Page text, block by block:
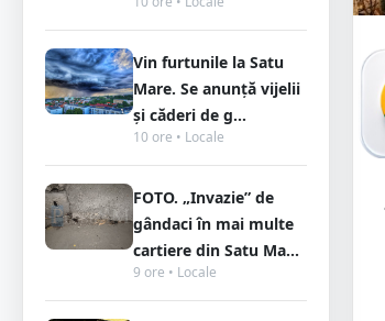
Vin furtunile la Satu
Mare. Se anunță vijelii
și căderi de g...
10 ore • Locale
FOTO. „Invazie” de
gândaci în mai multe
cartiere din Satu Ma...
9 ore • Locale